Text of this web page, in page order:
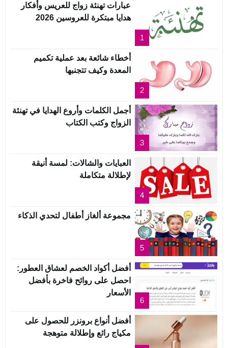
1
عبارات تهنئة زواج للعريس وأفكار
هدايا مبتكرة للعروسين 2026
2
أخطاء شائعة بعد عملية تكميم
المعدة وكيف تتجنبها
3
أجمل الكلمات وأروع الهدايا في تهنئة
الزواج وكتب الكتاب
4
العبايات والشالات: لمسة أنيقة
لإطلالة متكاملة
5
مجموعة ألغاز أطفال لتحدي الذكاء
6
أفضل أكواد الخصم لعشاق العطور:
احصل على روائح فاخرة بأفضل
الأسعار
أفضل أنواع برونزر للحصول على
مكياج رائع وإطلالة متوهجة